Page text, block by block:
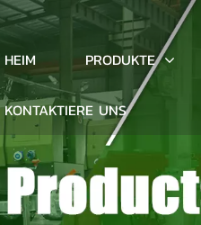
HEIM PRODUKTE
KONTAKTIERE UNS